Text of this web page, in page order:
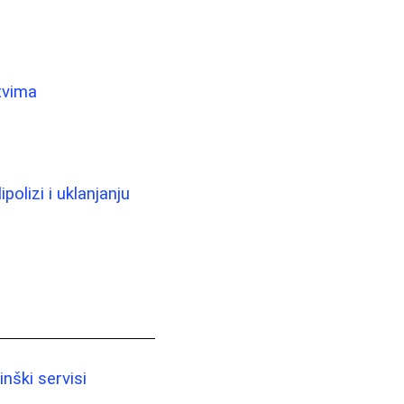
i uklanjanju
servisi